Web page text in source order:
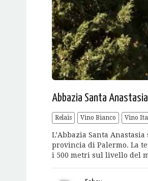
Abbazia Santa
Relais Vino Bianco Vino
L’Abbazia Santa
provincia di Palermo. La
i 500 metri sul livello del